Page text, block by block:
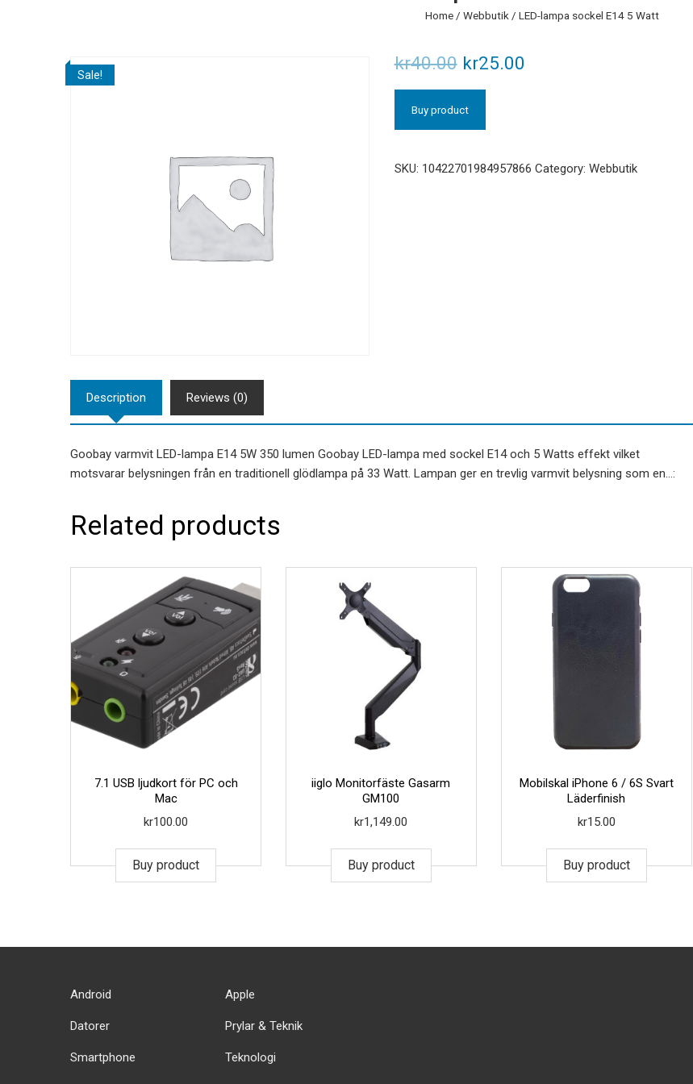
Home / Webbutik / LED-lampa sockel E14 5 Watt
Sale!
kr40.00 kr25.00
Buy product
SKU: 10422701984957866 Category: Webbutik
Description Reviews (0)
Goobay varmvit LED-lampa E14 5W 350 lumen Goobay LED-lampa med sockel E14 och 5 Watts effekt vilket
motsvarar belysningen från en traditionell glödlampa på 33 Watt. Lampan ger en trevlig varmvit belysning som en…:
Related products
7.1 USB ljudkort för PC och
Mac
kr100.00
Buy product
iiglo Monitorfäste Gasarm
GM100
kr1,149.00
Buy product
Mobilskal iPhone 6 / 6S Svart
Läderfinish
kr15.00
Buy product
Android Apple
Datorer Prylar & Teknik
Smartphone Teknologi